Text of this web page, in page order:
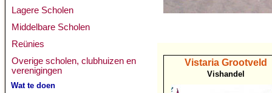
Lagere Scholen
Middelbare Scholen
Reünies
Overige scholen, clubhuizen en
verenigingen
Wat te doen
Vistaria Grootveld
Vishandel